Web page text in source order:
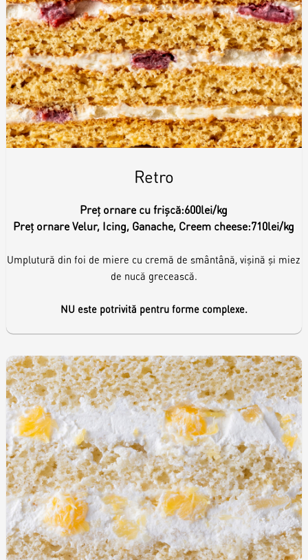
Retro
Preț ornare cu frișcă:600lei/kg
Preț ornare Velur, Icing, Ganache, Creem cheese:710lei/kg
Umplutură din foi de miere cu cremă de smântână, vișină și miez
de nucă grecească.
NU este potrivită pentru forme complexe.